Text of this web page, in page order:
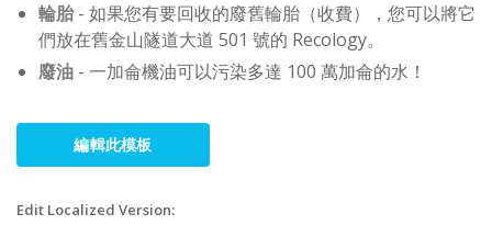
輪胎- 如果您有要回收的廢舊輪胎（收費），您可以將它
們放在舊金山隧道大道 501 號的 Recology。
廢油 - 一加侖機油可以污染多達 100 萬加侖的水！
編輯此模板
Edit Localized Version: